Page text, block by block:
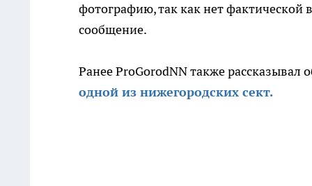
фотографию, так как нет фактической
сообщение.
Ранее ProGorodNN также
одной из нижегородских сект.